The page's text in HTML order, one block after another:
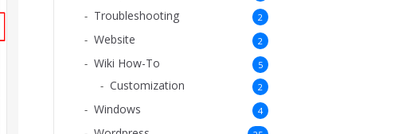
Troubleshooting 2
Website 2
Wiki How-To 5
Customization 2
Windows 4